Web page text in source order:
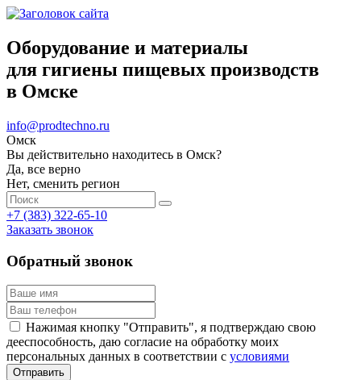
Оборудование и материалы
для гигиены пищевых производств
в Омске
info@prodtechno.ru
Омск
Вы действительно находитесь в Омск?
Да, все верно
Нет, сменить регион
+7 (383) 322-65-10
Заказать звонок
Обратный звонок
Нажимая кнопку "Отправить", я подтверждаю свою
дееспособность, даю согласие на обработку моих
персональных данных в соответствии с условиями